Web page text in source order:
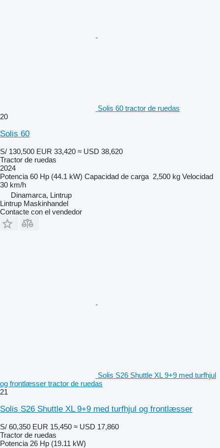
Solis 60 tractor de ruedas
20
Solis 60
S/ 130,500 EUR 33,420 ≈ USD 38,620
Tractor de ruedas
2024
Potencia 60 Hp (44.1 kW) Capacidad de carga 2,500 kg Velocidad
30 km/h
Dinamarca, Lintrup
Lintrup Maskinhandel
Contacte con el vendedor
Solis S26 Shuttle XL 9+9 med turfhjul
og frontlæsser tractor de ruedas
21
Solis S26 Shuttle XL 9+9 med turfhjul og frontlæsser
S/ 60,350 EUR 15,450 ≈ USD 17,860
Tractor de ruedas
Potencia 26 Hp (19.11 kW)